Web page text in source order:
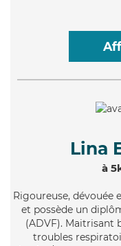
Lina
à
Rigoureuse, dévouée
et possède un
(ADVF). Maitrisant
troubles